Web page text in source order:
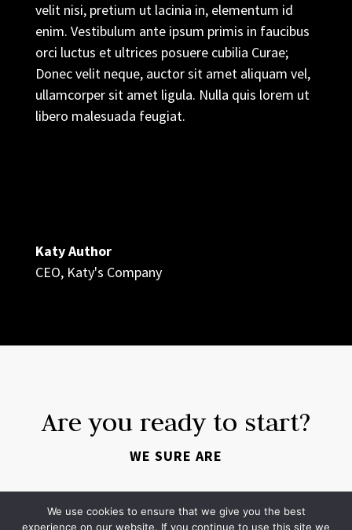
velit nisi, pretium ut lacinia in, elementum id
enim. Vestibulum ante ipsum primis in faucibus
orci luctus et ultrices posuere cubilia Curae;
Donec velit neque, auctor sit amet aliquam vel,
ullamcorper sit amet ligula. Nulla quis lorem ut
libero malesuada feugiat.
Katy Author
CEO, Katy's Company
Are you ready to start?
WE SURE ARE
YES, I'M READY
We use cookies to ensure that we give you the best
experience on our website. If you continue to use this site we